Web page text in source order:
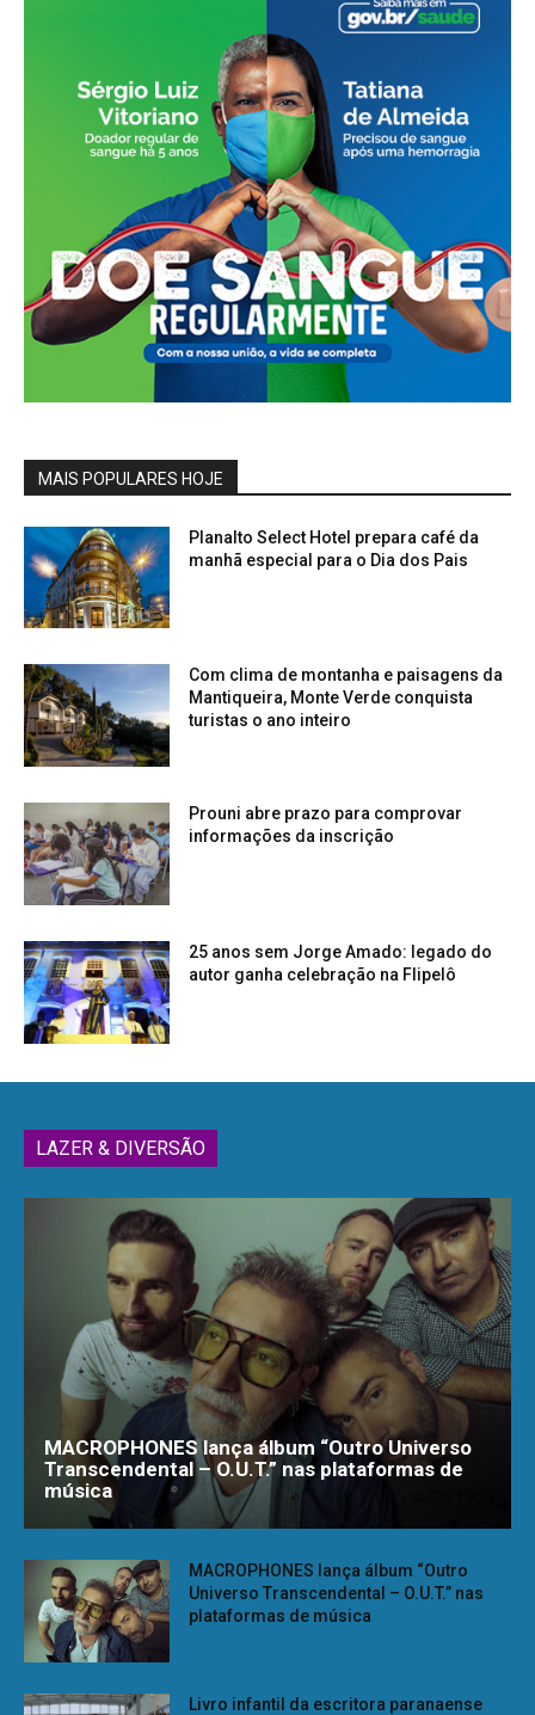
MAIS POPULARES HOJE
Planalto Select Hotel prepara café da
manhã especial para o Dia dos Pais
Com clima de montanha e paisagens da
Mantiqueira, Monte Verde conquista
turistas o ano inteiro
Prouni abre prazo para comprovar
informações da inscrição
25 anos sem Jorge Amado: legado do
autor ganha celebração na Flipelô
LAZER & DIVERSÃO
MACROPHONES lança álbum “Outro Universo
Transcendental – O.U.T.” nas plataformas de
música
MACROPHONES lança álbum “Outro
Universo Transcendental – O.U.T.” nas
plataformas de música
Livro infantil da escritora paranaense